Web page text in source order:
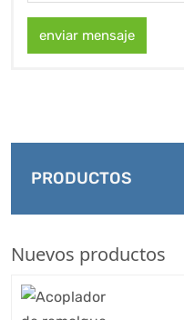
enviar mensaje
PRODUCTOS
Nuevos productos